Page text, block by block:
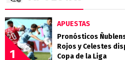
1
APUESTAS
Pronósticos
Rojos y Celestes
Copa de la Liga